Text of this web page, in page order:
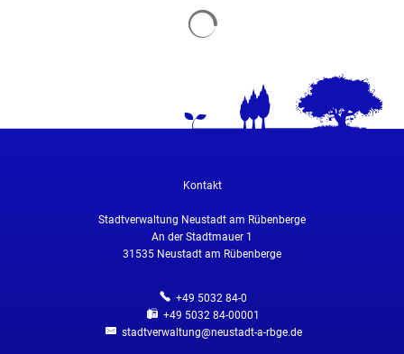
Kontakt
Stadtverwaltung Neustadt am Rübenberge
An der Stadtmauer 1
31535 Neustadt am Rübenberge
+49 5032 84-0
+49 5032 84-00001
stadtverwaltung@neustadt-a-rbge.de